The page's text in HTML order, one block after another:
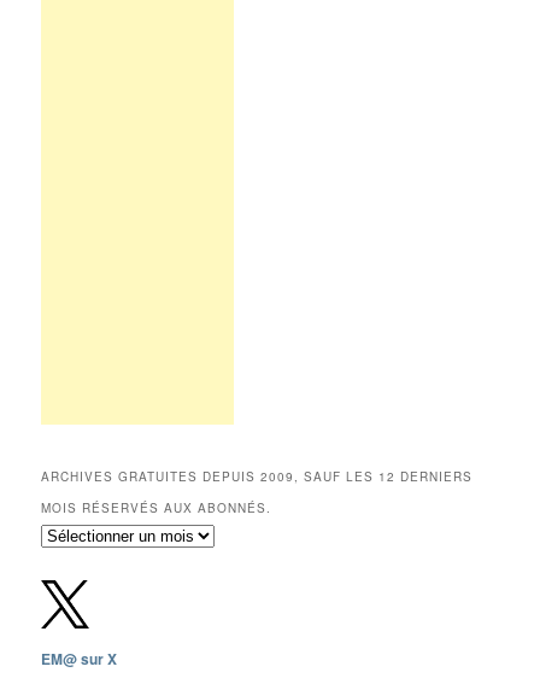
ARCHIVES GRATUITES DEPUIS 2009, SAUF LES 12 DERNIERS
MOIS RÉSERVÉS AUX ABONNÉS.
Archives
depuis
2009,
sauf
12
EM@ sur X